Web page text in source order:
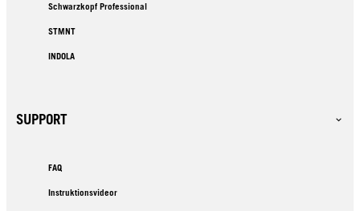
Schwarzkopf Professional
STMNT
INDOLA
SUPPORT
FAQ
Instruktionsvideor